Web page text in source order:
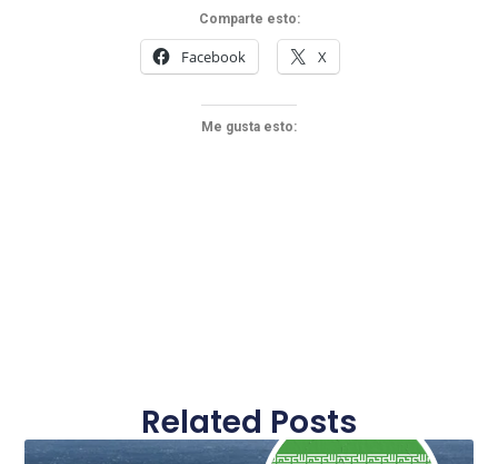
Comparte esto:
Facebook X
Me gusta esto:
Related Posts